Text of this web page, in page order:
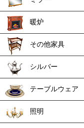
暖炉
その他家具
シルバー
テーブルウェア
照明